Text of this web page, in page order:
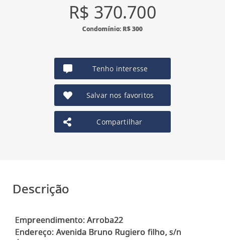
R$ 370.700
Condomínio: R$ 300
Tenho interesse
Salvar nos favoritos
Compartilhar
Descrição
Empreendimento: Arroba22
Endereço: Avenida Bruno Rugiero filho, s/n